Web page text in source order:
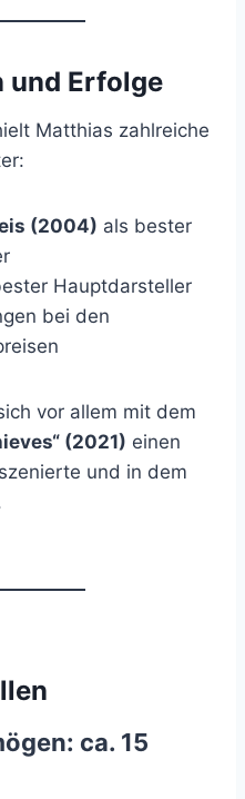
und Erfolge
Matthias zahlreiche
(2004) als bester
Hauptdarsteller
bei den
vor allem mit dem
(2021) einen
und in dem
ca. 15